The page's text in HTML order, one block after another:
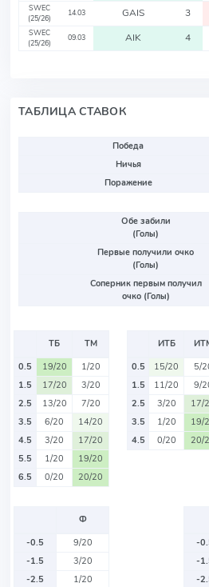
SWEC
(25/26)
14.03 GAIS 3
SWEC
(25/26)
09.03 AIK 4
ТАБЛИЦА СТАВОК
Победа
Ничья
Поражение
Обе забили
(Голы)
Первые получили очко
(Голы)
Соперник первым получил
очко (Голы)
ТБ
ТМ
0.5
19/20
1/20
1.5
17/20
3/20
2.5
13/20
7/20
3.5
6/20
14/20
4.5
3/20
17/20
5.5
1/20
19/20
6.5
0/20 20/20
ИТБ
0.5
15/20
5/
1.5
11/20
9/
2.5
3/20
17/
3.5
1/20
19/
4.5
0/20 20/
Ф
-0.5
9/20
-1.5
3/20
-2.5
1/20
-
-
-